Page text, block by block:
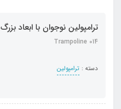
ترامپولین نوجوان با ابعاد بزرگ
Trampoline 014
دسته : ترامپولین